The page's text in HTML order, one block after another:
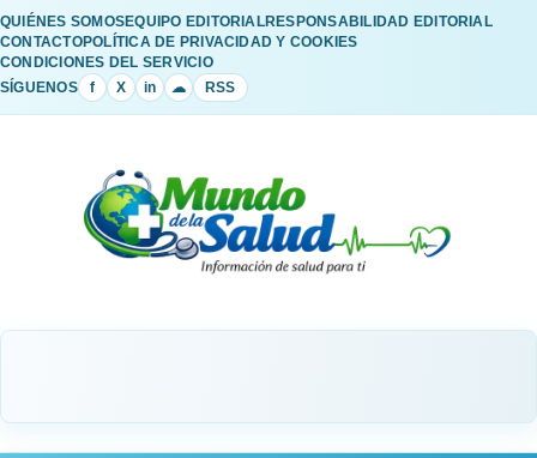
QUIÉNES SOMOSEQUIPO EDITORIALRESPONSABILIDAD EDITORIAL
CONTACTOPOLÍTICA DE PRIVACIDAD Y COOKIES
CONDICIONES DEL SERVICIO
SÍGUENOS
f X in ☁ RSS